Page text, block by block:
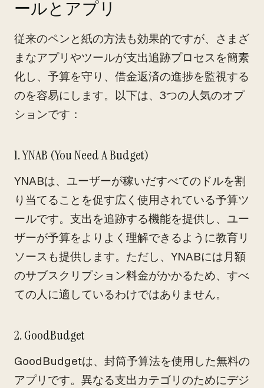
ールとアプリ
従来のペンと紙の方法も効果的ですが、さまざ
まなアプリやツールが支出追跡プロセスを簡素
化し、予算を守り、借金返済の進捗を監視する
のを容易にします。以下は、3つの人気のオプ
ションです：
1. YNAB (You Need A Budget)
YNABは、ユーザーが稼いだすべてのドルを割
り当てることを促す広く使用されている予算ツ
ールです。支出を追跡する機能を提供し、ユー
ザーが予算をよりよく理解できるように教育リ
ソースも提供します。ただし、YNABには月額
のサブスクリプション料金がかかるため、すべ
ての人に適しているわけではありません。
2. GoodBudget
GoodBudgetは、封筒予算法を使用した無料の
アプリです。異なる支出カテゴリのためにデジ